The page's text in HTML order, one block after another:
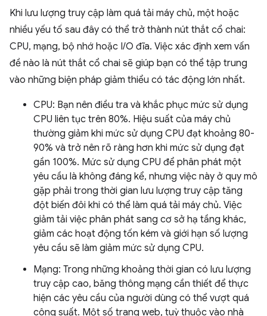
Khi lưu lượng truy cập làm quá tải máy chủ, một hoặc
nhiều yếu tố sau đây có thể trở thành nút thắt cổ chai:
CPU, mạng, bộ nhớ hoặc I/O đĩa. Việc xác định xem vấn
đề nào là nút thắt cổ chai sẽ giúp bạn có thể tập trung
vào những biện pháp giảm thiểu có tác động lớn nhất.
CPU: Bạn nên điều tra và khắc phục mức sử dụng
CPU liên tục trên 80%. Hiệu suất của máy chủ
thường giảm khi mức sử dụng CPU đạt khoảng 80-
90% và trở nên rõ ràng hơn khi mức sử dụng đạt
gần 100%. Mức sử dụng CPU để phân phát một
yêu cầu là không đáng kể, nhưng việc này ở quy mô
gặp phải trong thời gian lưu lượng truy cập tăng
đột biến đôi khi có thể làm quá tải máy chủ. Việc
giảm tải việc phân phát sang cơ sở hạ tầng khác,
giảm các hoạt động tốn kém và giới hạn số lượng
yêu cầu sẽ làm giảm mức sử dụng CPU.
Mạng: Trong những khoảng thời gian có lưu lượng
truy cập cao, băng thông mạng cần thiết để thực
hiện các yêu cầu của người dùng có thể vượt quá
công suất. Một số trang web, tuỳ thuộc vào nhà